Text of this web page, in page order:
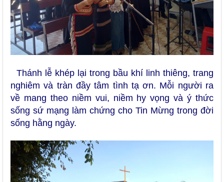
Thánh lễ khép lại trong bầu khí linh thiêng, trang
nghiêm và tràn đầy tâm tình tạ ơn. Mỗi người ra
về mang theo niềm vui, niềm hy vọng và ý thức
sống sứ mạng làm chứng cho Tin Mừng trong đời
sống hằng ngày.